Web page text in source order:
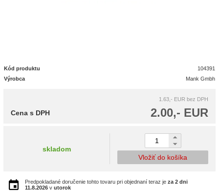
Kód produktu
104391
Výrobca
Mank Gmbh
1.63,- EUR bez DPH
2.00,- EUR
Cena s DPH
skladom
Vložiť do košíka
Predpokladané doručenie tohto tovaru pri objednaní teraz je za 2 dni
11.8.2026 v utorok